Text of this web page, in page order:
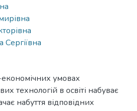
умовах
технологій в освіті набуває
набуття відповідних